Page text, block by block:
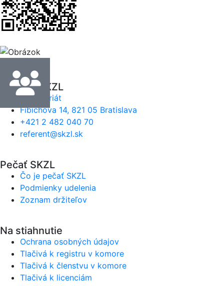
Kontakt SKZL
Sekretariát
Fibichova 14, 821 05 Bratislava
+421 2 482 040 70
referent@skzl.sk
Pečať SKZL
Čo je pečať SKZL
Podmienky udelenia
Zoznam držiteľov
Na stiahnutie
Ochrana osobných údajov
Tlačivá k registru v komore
Tlačivá k členstvu v komore
Tlačivá k licenciám